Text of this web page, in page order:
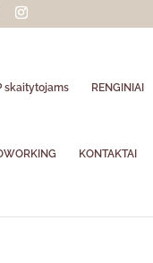
skaitytojams RENGINIAI
KONTAKTAI